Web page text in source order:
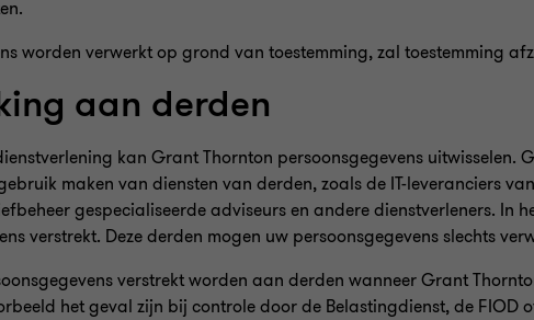
worden verwerkt op grond van toestemming, zal toestemming
aan derden
kan Grant Thornton persoonsgegevens uitwisselen.
maken van diensten van derden, zoals de IT-leveranciers
gespecialiseerde adviseurs en andere dienstverleners. In
verstrekt. Deze derden mogen uw persoonsgegevens slechts
verstrekt worden aan derden wanneer Grant
het geval zijn bij controle door de Belastingdienst, de FIOD